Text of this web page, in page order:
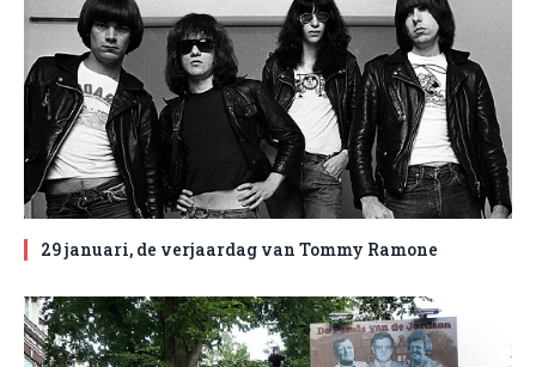
29 januari, de verjaardag van Tommy Ramone